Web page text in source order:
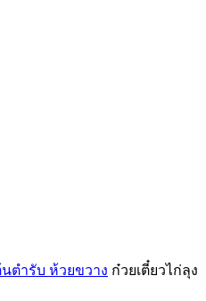
นตำรับ ห้วยขวาง ก๋วยเตี๋ยวไก่ลุง